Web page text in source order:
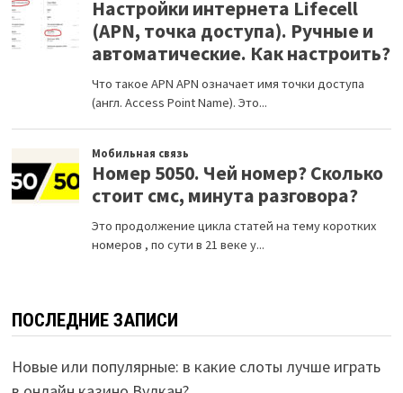
ПОСЛЕДНИЕ ЗАПИСИ
Новые или популярные: в какие слоты лучше играть